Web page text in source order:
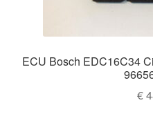
ECU Bosch EDC16C34
€